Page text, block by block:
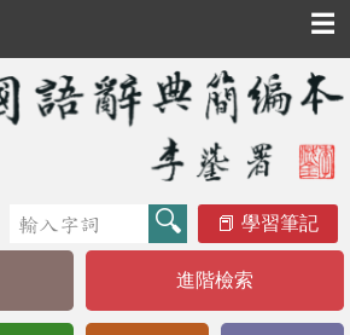
☰
學習筆記
進階檢索